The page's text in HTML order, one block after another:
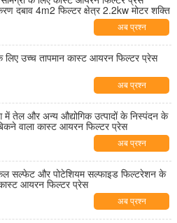
दबाव 4m2 फिल्टर क्षेत्र 2.2kw मोटर शक्ति
अब प्रश्न
लिए उच्च तापमान कास्ट आयरन फिल्टर प्रेस
अब प्रश्न
में तेल और अन्य औद्योगिक उत्पादों के निस्पंदन के
वाला कास्ट आयरन फिल्टर प्रेस
अब प्रश्न
सल्फेट और पोटेशियम सल्फाइड फिल्टरेशन के
आयरन फिल्टर प्रेस
अब प्रश्न